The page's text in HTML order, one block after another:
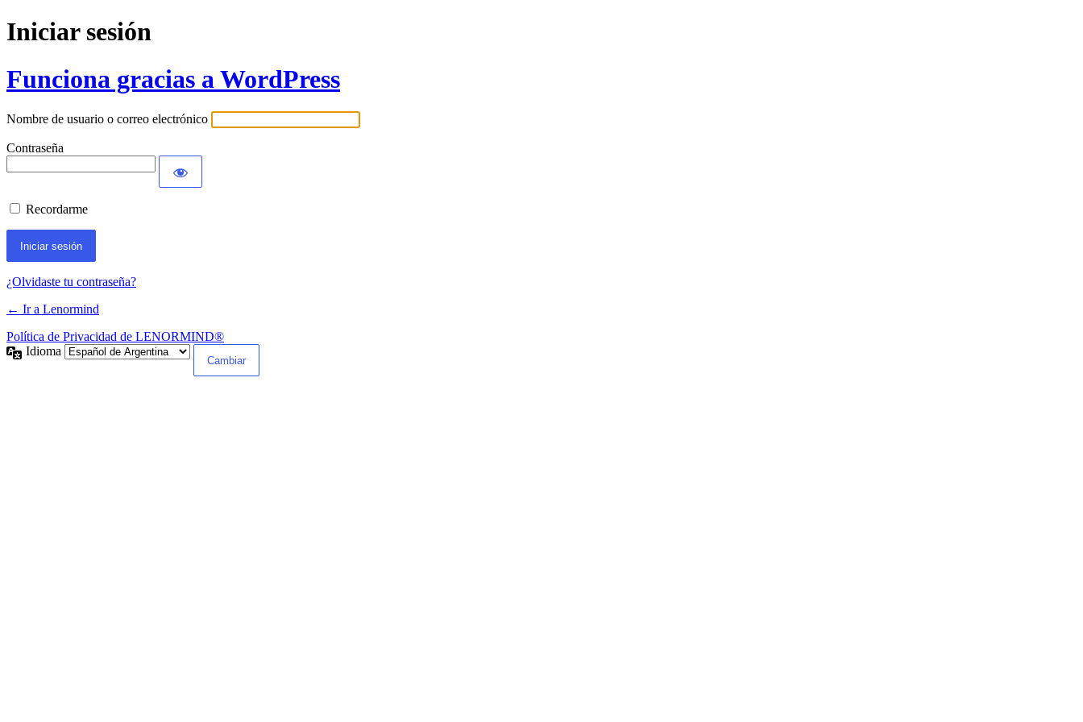
Iniciar sesión
Funciona gracias a WordPress
Nombre de usuario o correo electrónico
Contraseña
Recordarme
¿Olvidaste tu contraseña?
← Ir a Lenormind
Política de Privacidad de LENORMIND®
Idioma